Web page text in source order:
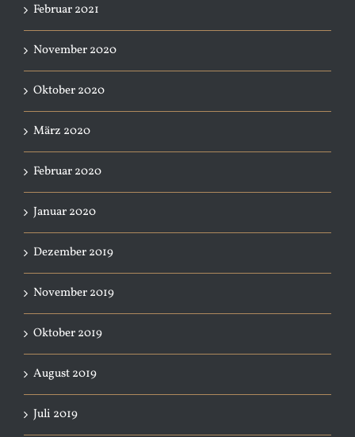
Februar 2021
November 2020
Oktober 2020
März 2020
Februar 2020
Januar 2020
Dezember 2019
November 2019
Oktober 2019
August 2019
Juli 2019